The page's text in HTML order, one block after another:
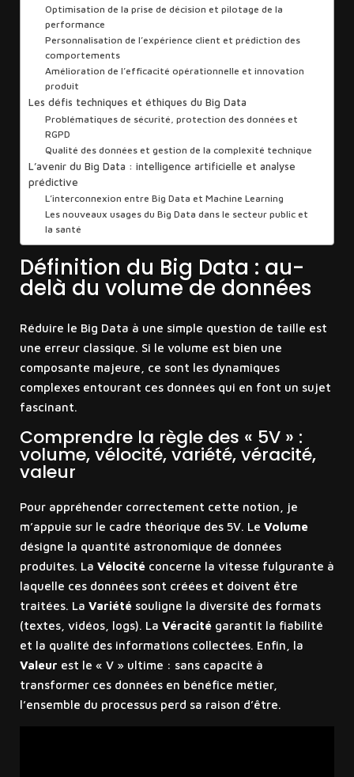
Optimisation de la prise de décision et pilotage de la
performance
Personnalisation de l’expérience client et prédiction des
comportements
Amélioration de l’efficacité opérationnelle et innovation
produit
Les défis techniques et éthiques du Big Data
Problématiques de sécurité, protection des données et
RGPD
Qualité des données et gestion de la complexité technique
L’avenir du Big Data : intelligence artificielle et analyse
prédictive
L’interconnexion entre Big Data et Machine Learning
Les nouveaux usages du Big Data dans le secteur public et
la santé
Définition du Big Data : au-
delà du volume de données
Réduire le Big Data à une simple question de taille est
une erreur classique. Si le volume est bien une
composante majeure, ce sont les dynamiques
complexes entourant ces données qui en font un sujet
fascinant.
Comprendre la règle des « 5V » :
volume, vélocité, variété, véracité,
valeur
Pour appréhender correctement cette notion, je
m’appuie sur le cadre théorique des 5V. Le Volume
désigne la quantité astronomique de données
produites. La Vélocitéconcerne la vitesse fulgurante à
laquelle ces données sont créées et doivent être
traitées. La Variétésouligne la diversité des formats
(textes, vidéos, logs). La Véracitégarantit la fiabilité
et la qualité des informations collectées. Enfin, la
Valeur est le « V » ultime : sans capacité à
transformer ces données en bénéfice métier,
l’ensemble du processus perd sa raison d’être.